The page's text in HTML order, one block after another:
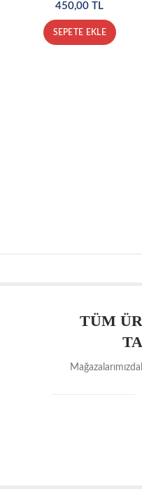
450,00TL
SEPETE EKLE
TÜM